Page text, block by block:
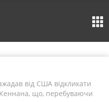
від США відкликати
що, перебуваючи